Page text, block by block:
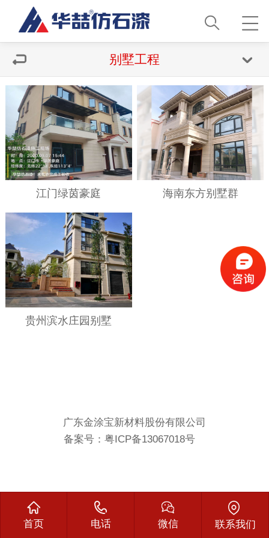
别墅工程
江门绿茵豪庭 海南东方别墅群
贵州滨水庄园别墅
广东金涂宝新材料股份有限公司
备案号： 粤ICP备13067018号
首页 电话 微信 联系我们